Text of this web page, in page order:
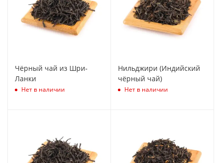
Чёрный чай из Шри-
Ланки
Нет в наличии
Нильджири (Индийский
чёрный чай)
Нет в наличии